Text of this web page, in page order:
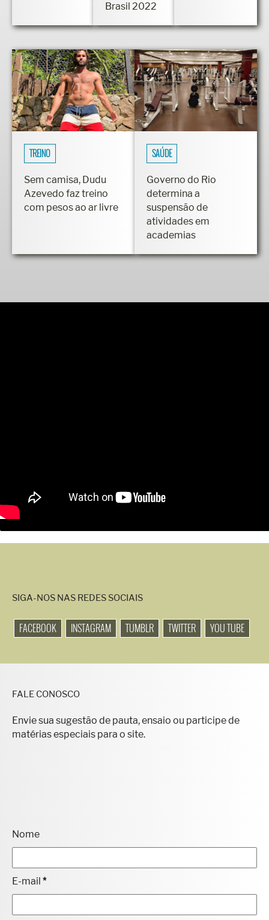
Brasil 2022
TREINO
Sem camisa, Dudu
Azevedo faz treino
com pesos ao ar livre
SAÚDE
Governo do Rio
determina a
suspensão de
atividades em
academias
SIGA-NOS NAS REDES SOCIAIS
FACEBOOK INSTAGRAM TUMBLR TWITTER YOU TUBE
FALE CONOSCO
Envie sua sugestão de pauta, ensaio ou participe de
matérias especiais para o site.
Nome
E-mail *